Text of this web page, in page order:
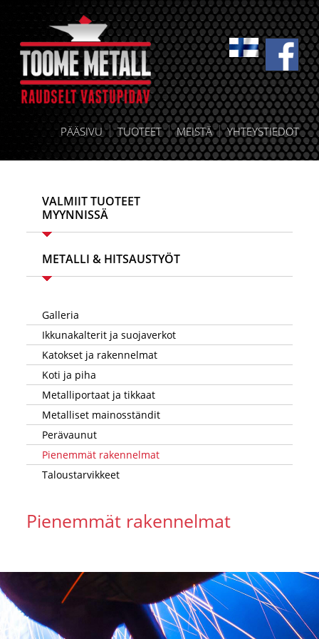
PÄÄSIVU TUOTEET MEISTÄ YHTEYSTIEDOT
VALMIIT TUOTEET
MYYNNISSÄ
METALLI & HITSAUSTYÖT
Galleria
Ikkunakalterit ja suojaverkot
Katokset ja rakennelmat
Koti ja piha
Metalliportaat ja tikkaat
Metalliset mainosständit
Perävaunut
Pienemmät rakennelmat
Taloustarvikkeet
Pienemmät rakennelmat